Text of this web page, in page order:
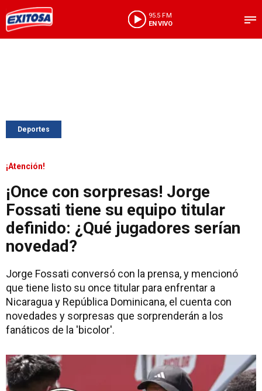
95.5 FM
EN VIVO
Deportes
¡Atención!
¡Once con sorpresas! Jorge
Fossati tiene su equipo titular
definido: ¿Qué jugadores serían
novedad?
Jorge Fossati conversó con la prensa, y mencionó
que tiene listo su once titular para enfrentar a
Nicaragua y República Dominicana, el cuenta con
novedades y sorpresas que sorprenderán a los
fanáticos de la 'bicolor'.